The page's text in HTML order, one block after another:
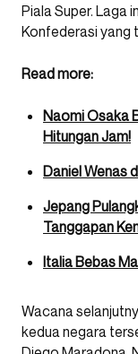
Piala Super. Laga
Konfederasi yang
Read more:
Naomi Osaka
Hitungan Jam!
Daniel Wenas
Jepang
Tanggapan
Italia Bebas
Wacana
kedua negara